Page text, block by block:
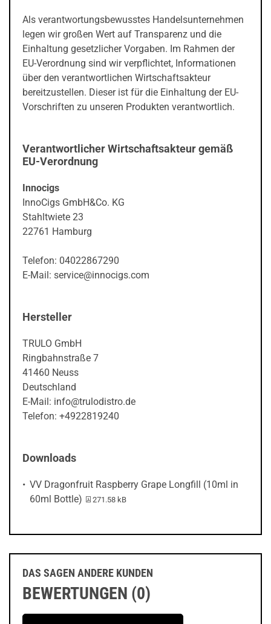
Als verantwortungsbewusstes Handelsunternehmen
legen wir großen Wert auf Transparenz und die
Einhaltung gesetzlicher Vorgaben. Im Rahmen der
EU-Verordnung sind wir verpflichtet, Informationen
über den verantwortlichen Wirtschaftsakteur
bereitzustellen. Dieser ist für die Einhaltung der EU-
Vorschriften zu unseren Produkten verantwortlich.
Verantwortlicher Wirtschaftsakteur gemäß
EU-Verordnung
Innocigs
InnoCigs GmbH&Co. KG
Stahltwiete 23
22761 Hamburg
Telefon: 04022867290
E-Mail: service@innocigs.com
Hersteller
TRULO GmbH
Ringbahnstraße 7
41460 Neuss
Deutschland
E-Mail: info@trulodistro.de
Telefon: +4922819240
Downloads
VV Dragonfruit Raspberry Grape Longfill (10ml in
60ml Bottle)
PDF-Datei:
271.58 kB
DAS SAGEN ANDERE KUNDEN
BEWERTUNGEN (0)